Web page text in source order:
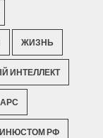
ЖИЗНЬ
ИНТЕЛЛЕКТ
РФ